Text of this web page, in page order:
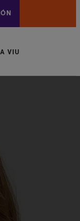
VIU